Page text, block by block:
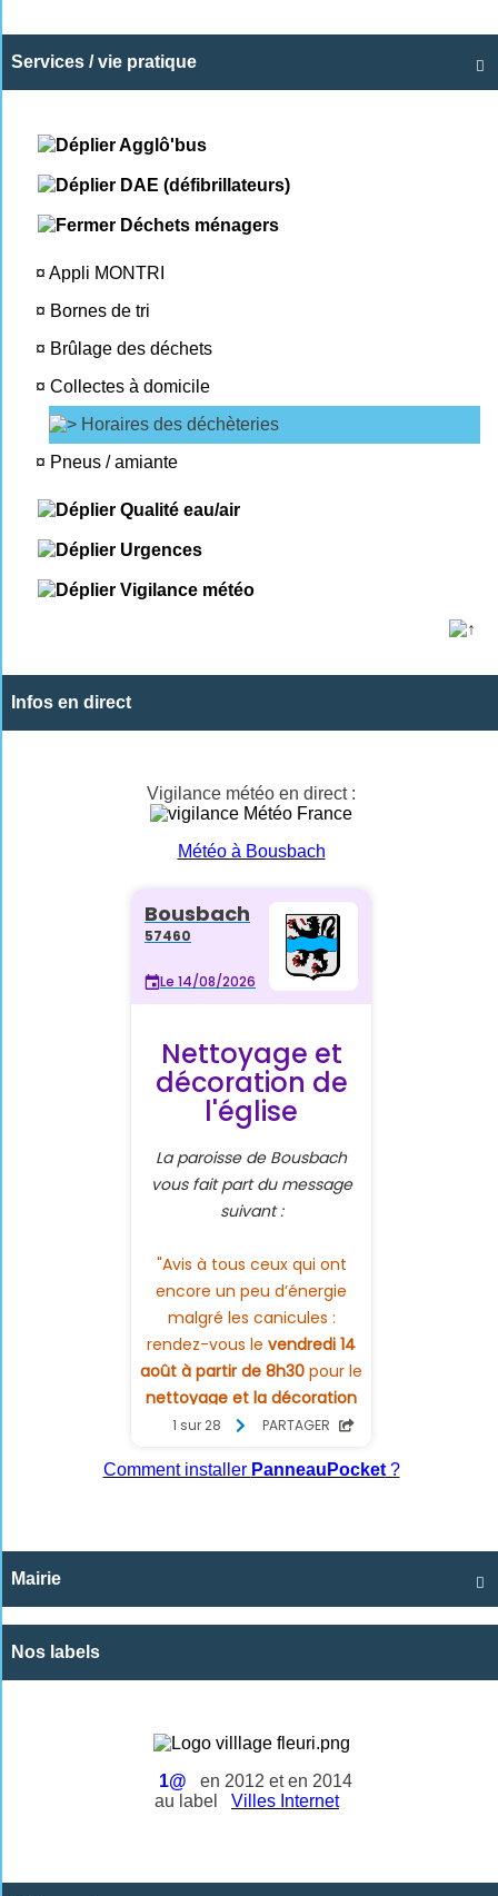

Services / vie pratique
Agglô'bus
DAE (défibrillateurs)
Déchets ménagers
¤ Appli MONTRI
¤ Bornes de tri
¤ Brûlage des déchets
¤ Collectes à domicile
Horaires des déchèteries
¤ Pneus / amiante
Qualité eau/air
Urgences
Vigilance météo
Infos en direct
Vigilance météo en direct :
Météo à Bousbach
Comment installer PanneauPocket?

Mairie
Nos labels
1@
en 2012 et en 2014
au label
Villes Internet